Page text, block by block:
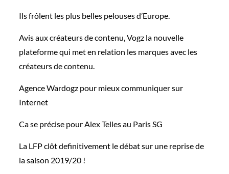
Ils frôlent les plus belles pelouses d’Europe.
Avis aux créateurs de contenu, Vogz la nouvelle
plateforme qui met en relation les marques avec les
créateurs de contenu.
Agence Wardogz pour mieux communiquer sur
Internet
Ca se précise pour Alex Telles au Paris SG
La LFP clôt definitivement le débat sur une reprise de
la saison 2019/20 !